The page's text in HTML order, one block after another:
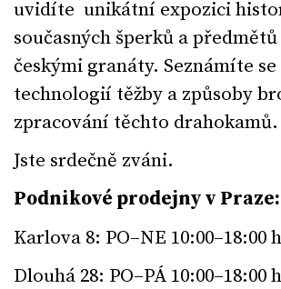
uvidíte unikátní expozici
současných šperků a předmětů
českými granáty. Seznámíte se
technologií těžby a způsoby
zpracování těchto drahokamů.
Jste srdečně zváni.
Podnikové prodejny v Praze:
Karlova 8: PO–NE 10:00–18:00
Dlouhá 28: PO–PÁ 10:00–18:00